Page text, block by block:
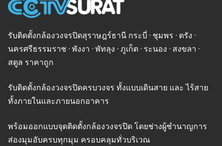
รับติดตั้งกล้องวงจรปิดสุราษฎร์ธานี กระบี่ · ชุมพร · ตรัง ·
นครศรีธรรมราช · พังงา · พัทลุง · ภูเก็ต · ระนอง · สงขลา ·
สตูล ราคาถูก
รับติดตั้งกล้องวงจรปิดครบวงจร ทั้งแบบเดินสาย และ ไร้สาย
ทั้งภายในและภายนอกอาคาร
พร้อมออกแบบจุดติดตั้งกล้องวงจรปิด โดยช่างผู้ชำนาญการ
ส่องมุมอับครบทุกมุม ครอบคลุมทั่วบริเวณ